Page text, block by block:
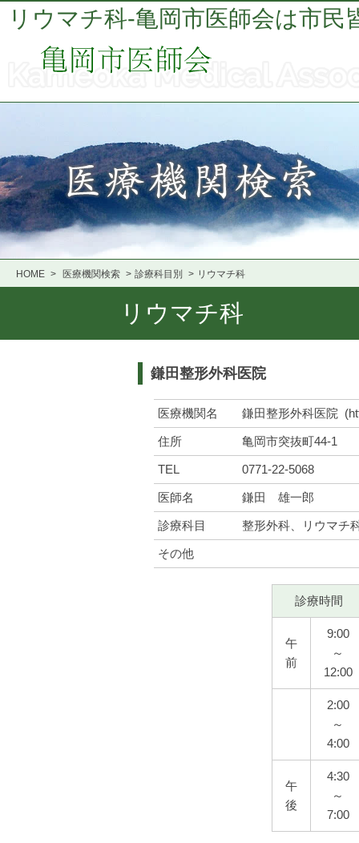
リウマチ科-亀岡市医師会は市
HOME > 医療機関検索 > 診療科目別 > リウマチ科
リウマチ科
鎌田整形外科医院
医療機関名 鎌田整形外科医院
住所 亀岡市突抜町44-1
TEL 0771-22-5068
医師名 鎌田 雄一郎
診療科目 整形外科、リウマチ
その他
診療時間
午
前
9:00
～
12:00
2:00
～
4:00
午
後
4:30
～
7:00